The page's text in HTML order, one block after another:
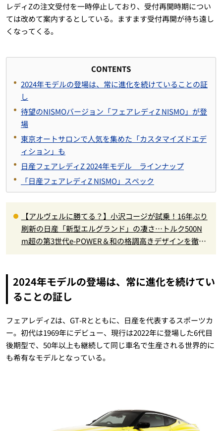
レディZの注文受付を一時停止しており、受付再開時期につい
ては改めて案内するとしている。ますます受付再開が待ち遠し
くなってくる。
CONTENTS
2024年モデルの登場は、常に進化を続けていることの証
し
待望のNISMOバージョン「フェアレディZ NISMO」が登
場
東京オートサロンで人気を集めた「カスタマイズドエデ
ィション」も
日産フェアレディZ 2024年モデル ラインナップ
「日産フェアレディZ NISMO」スペック
【アルヴェルに勝てる？】小沢コージが試乗！16年ぶり
刷新の日産「新型エルグランド」の凄さ…トルク500N
m超の第3世代e-POWER＆和の格調高きデザインを徹底
2024年モデルの登場は、常に進化を続けてい
ることの証し
フェアレディZは、GT-Rとともに、日産を代表するスポーツカ
ー。初代は1969年にデビュー、現行は2022年に登場した6代目
後期型で、50年以上も継続して同じ車名で生産される世界的に
も希有なモデルとなっている。